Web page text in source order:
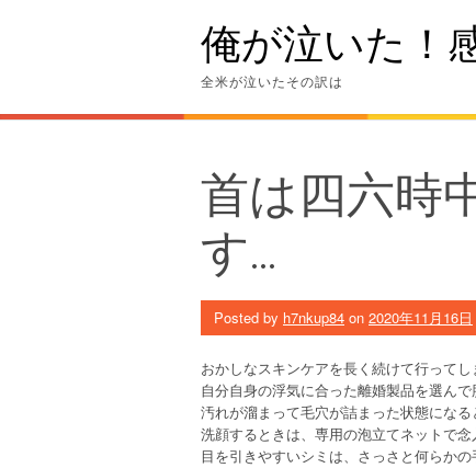
俺が泣いた！
全米が泣いたその訳は
首は四六時
す…
Posted by h7nkup84 on 2020年11月16日
おかしなスキンケアを長く続けて行って
自分自身の浮気に合った離婚製品を選ん
汚れが溜まって毛穴が詰まった状態にな
洗顔するときは、専用の泡立てネットで
目を引きやすいシミは、さっさと何らか